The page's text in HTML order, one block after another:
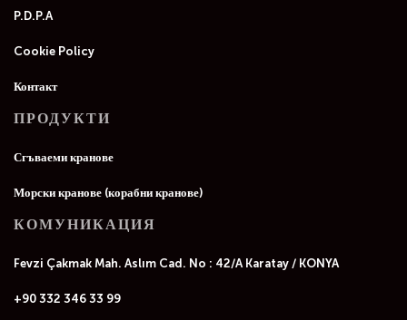
P.D.P.A
Cookie Policy
Контакт
ПРОДУКТИ
Сгъваеми кранове
Морски кранове (корабни кранове)
КОМУНИКАЦИЯ
Fevzi Çakmak Mah. Aslım Cad. No : 42/A Karatay / KONYA
+90 332 346 33 99